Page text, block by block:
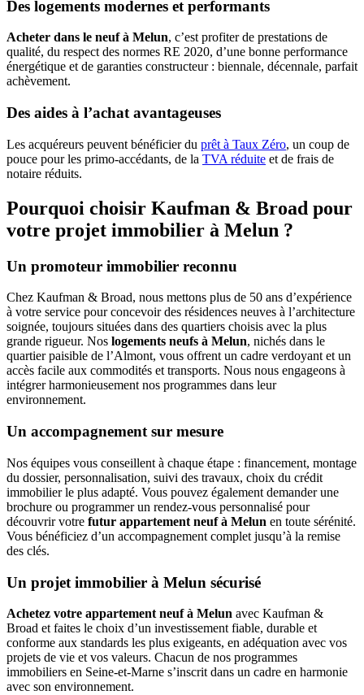
Des logements modernes et performants
Acheter dans le neuf à Melun, c’est profiter de prestations de
qualité, du respect des normes RE 2020, d’une bonne performance
énergétique et de garanties constructeur : biennale, décennale, parfait
achèvement.
Des aides à l’achat avantageuses
Les acquéreurs peuvent bénéficier du prêt à Taux Zéro, un coup de
pouce pour les primo-accédants, de la TVA réduite et de frais de
notaire réduits.
Pourquoi choisir Kaufman & Broad pour
votre projet immobilier à Melun ?
Un promoteur immobilier reconnu
Chez Kaufman & Broad, nous mettons plus de 50 ans d’expérience
à votre service pour concevoir des résidences neuves à l’architecture
soignée, toujours situées dans des quartiers choisis avec la plus
grande rigueur. Nos logements neufs à Melun, nichés dans le
quartier paisible de l’Almont, vous offrent un cadre verdoyant et un
accès facile aux commodités et transports. Nous nous engageons à
intégrer harmonieusement nos programmes dans leur
environnement.
Un accompagnement sur mesure
Nos équipes vous conseillent à chaque étape : financement, montage
du dossier, personnalisation, suivi des travaux, choix du crédit
immobilier le plus adapté. Vous pouvez également demander une
brochure ou programmer un rendez-vous personnalisé pour
découvrir votre futur appartement neuf à Melun en toute sérénité.
Vous bénéficiez d’un accompagnement complet jusqu’à la remise
des clés.
Un projet immobilier à Melun sécurisé
Achetez votre appartement neuf à Melun avec Kaufman &
Broad et faites le choix d’un investissement fiable, durable et
conforme aux standards les plus exigeants, en adéquation avec vos
projets de vie et vos valeurs. Chacun de nos programmes
immobiliers en Seine-et-Marne s’inscrit dans un cadre en harmonie
avec son environnement.